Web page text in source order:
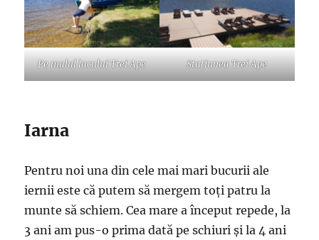
Pe malul lacului Trei Ape Stațiunea Trei Ape
Iarna
Pentru noi una din cele mai mari bucurii ale
iernii este că putem să mergem toți patru la
munte să schiem. Cea mare a început repede, la
3 ani am pus-o prima dată pe schiuri și la 4 ani